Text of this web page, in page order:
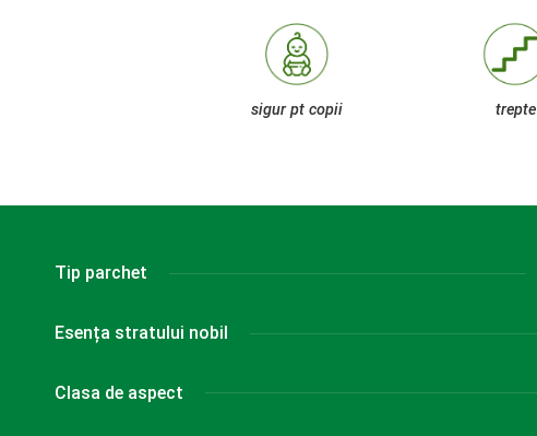
sigur pt copii trepte
Tip parchet
Esența stratului nobil
Clasa de aspect